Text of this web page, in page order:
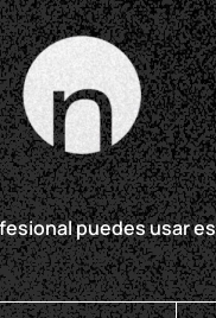
puedes usar